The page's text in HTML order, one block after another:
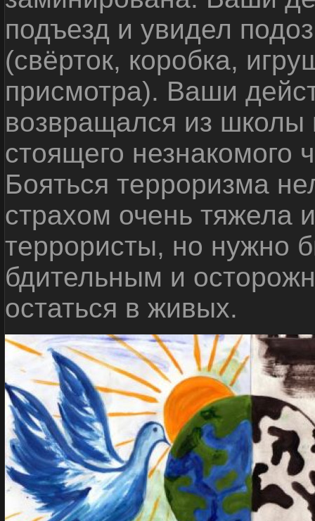
подъезд и увидел
(свёрток, коробка,
присмотра). Ваши
возвращался из школы
стоящего незнакомого
Бояться терроризма
страхом очень тяжела
террористы, но нужно
бдительным и
остаться в живых.